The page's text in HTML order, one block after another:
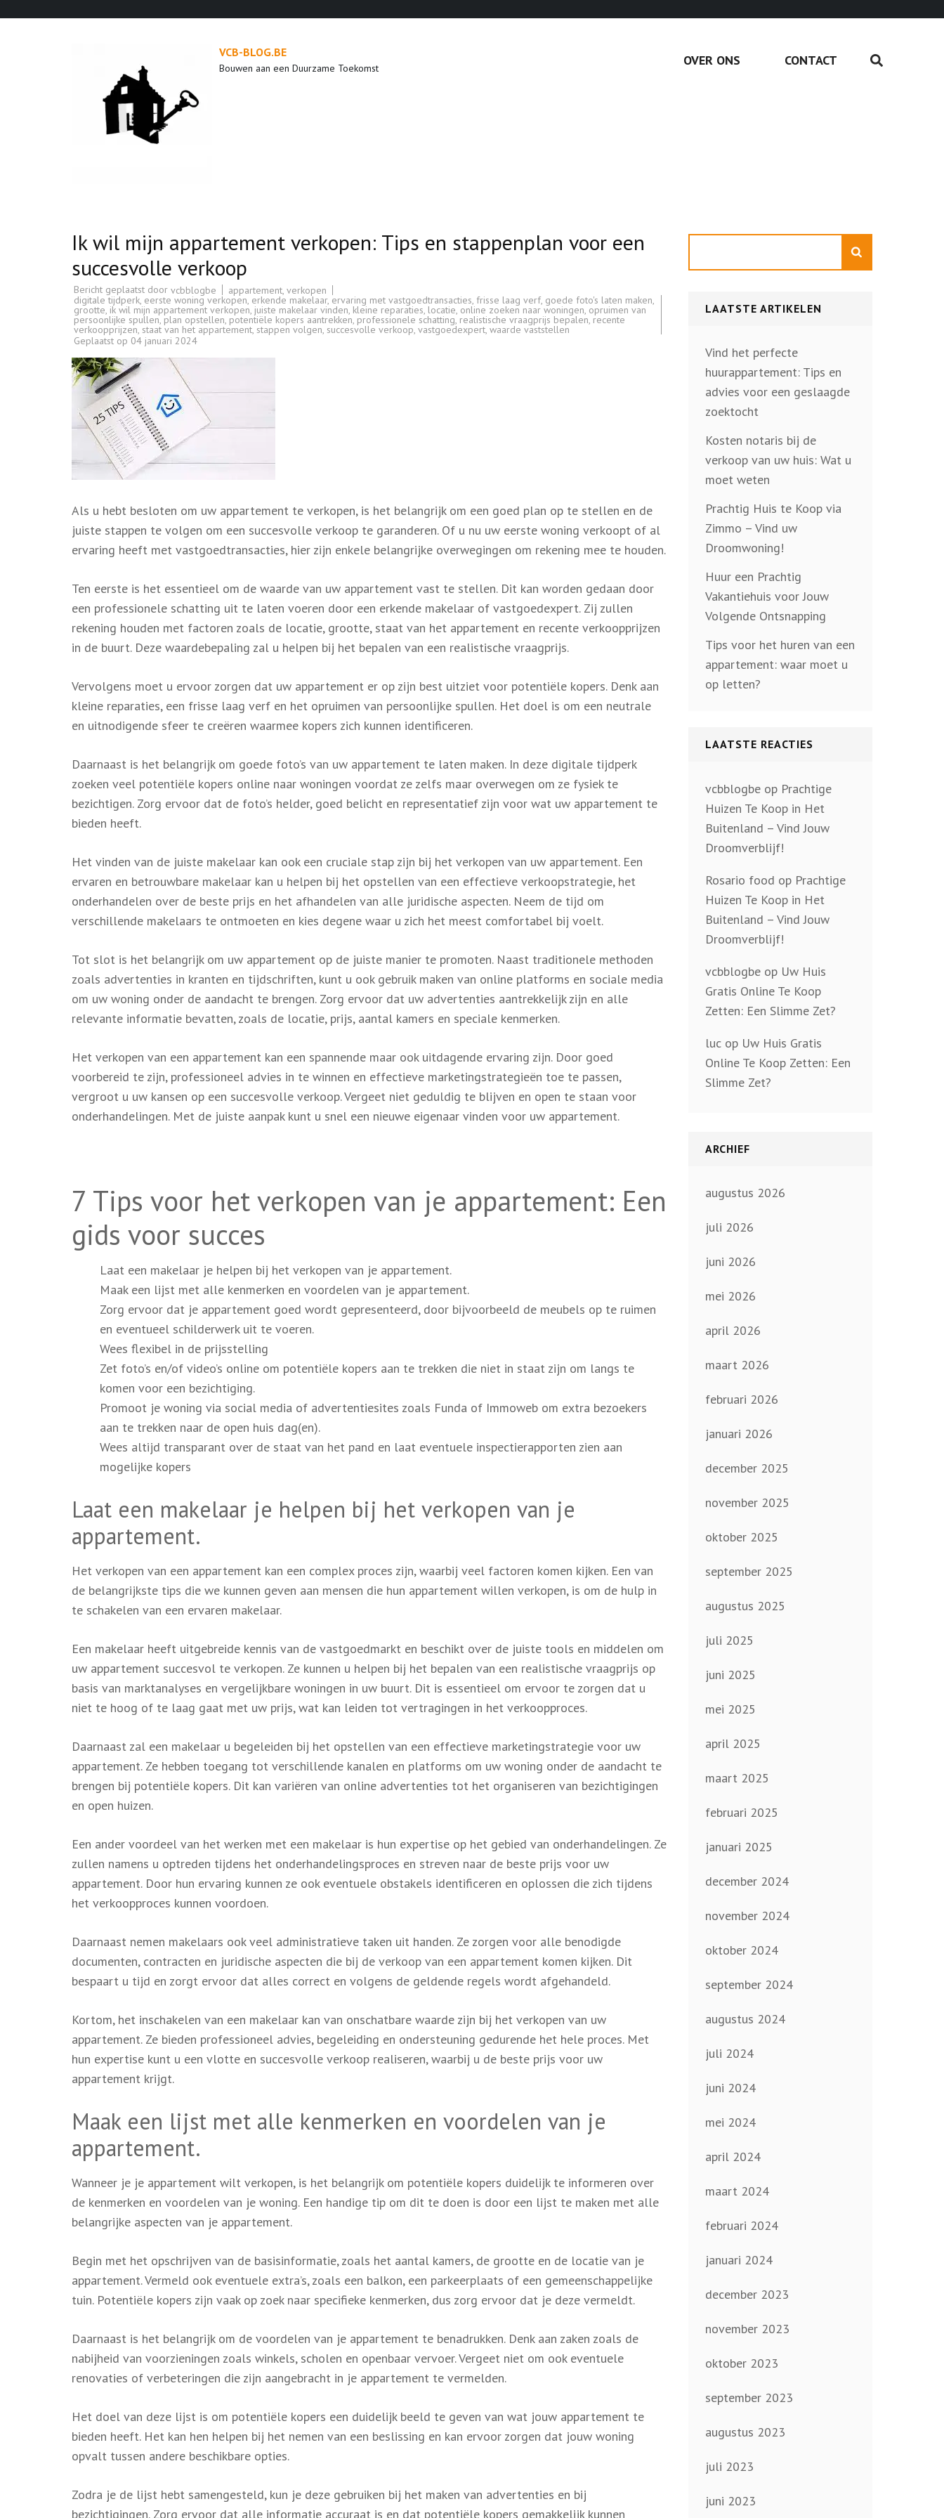
VCB-BLOG.BE
Bouwen aan een Duurzame Toekomst OVER ONS CONTACT
Ik wil mijn appartement verkopen: Tips en stappenplan voor een
succesvolle verkoop
Bericht geplaatst door vcbblogbe appartement verkopen
digitale tijdperk, eerste woning verkopen, erkende makelaar, ervaring met vastgoedtransacties, frisse laag verf, goede foto's laten maken,
grootte, ik wil mijn appartement verkopen, juiste makelaar vinden, kleine reparaties, locatie, online zoeken naar woningen, opruimen van
persoonlijke spullen, plan opstellen, potentiële kopers aantrekken, professionele schatting, realistische vraagprijs bepalen, recente
verkoopprijzen, staat van het appartement, stappen volgen, succesvolle verkoop, vastgoedexpert, waarde vaststellen
Geplaatst op 04 januari 2024
Als u hebt besloten om uw appartement te verkopen, is het belangrijk om een goed plan op te stellen en de
juiste stappen te volgen om een succesvolle verkoop te garanderen. Of u nu uw eerste woning verkoopt of al
ervaring heeft met vastgoedtransacties, hier zijn enkele belangrijke overwegingen om rekening mee te houden.
Ten eerste is het essentieel om de waarde van uw appartement vast te stellen. Dit kan worden gedaan door
een professionele schatting uit te laten voeren door een erkende makelaar of vastgoedexpert. Zij zullen
rekening houden met factoren zoals de locatie, grootte, staat van het appartement en recente verkoopprijzen
in de buurt. Deze waardebepaling zal u helpen bij het bepalen van een realistische vraagprijs.
Vervolgens moet u ervoor zorgen dat uw appartement er op zijn best uitziet voor potentiële kopers. Denk aan
kleine reparaties, een frisse laag verf en het opruimen van persoonlijke spullen. Het doel is om een neutrale
en uitnodigende sfeer te creëren waarmee kopers zich kunnen identificeren.
Daarnaast is het belangrijk om goede foto’s van uw appartement te laten maken. In deze digitale tijdperk
zoeken veel potentiële kopers online naar woningen voordat ze zelfs maar overwegen om ze fysiek te
bezichtigen. Zorg ervoor dat de foto’s helder, goed belicht en representatief zijn voor wat uw appartement te
bieden heeft.
Het vinden van de juiste makelaar kan ook een cruciale stap zijn bij het verkopen van uw appartement. Een
ervaren en betrouwbare makelaar kan u helpen bij het opstellen van een effectieve verkoopstrategie, het
onderhandelen over de beste prijs en het afhandelen van alle juridische aspecten. Neem de tijd om
verschillende makelaars te ontmoeten en kies degene waar u zich het meest comfortabel bij voelt.
Tot slot is het belangrijk om uw appartement op de juiste manier te promoten. Naast traditionele methoden
zoals advertenties in kranten en tijdschriften, kunt u ook gebruik maken van online platforms en sociale media
om uw woning onder de aandacht te brengen. Zorg ervoor dat uw advertenties aantrekkelijk zijn en alle
relevante informatie bevatten, zoals de locatie, prijs, aantal kamers en speciale kenmerken.
Het verkopen van een appartement kan een spannende maar ook uitdagende ervaring zijn. Door goed
voorbereid te zijn, professioneel advies in te winnen en effectieve marketingstrategieën toe te passen,
vergroot u uw kansen op een succesvolle verkoop. Vergeet niet geduldig te blijven en open te staan voor
onderhandelingen. Met de juiste aanpak kunt u snel een nieuwe eigenaar vinden voor uw appartement.
7 Tips voor het verkopen van je appartement: Een
gids voor succes
Laat een makelaar je helpen bij het verkopen van je appartement.
Maak een lijst met alle kenmerken en voordelen van je appartement.
Zorg ervoor dat je appartement goed wordt gepresenteerd, door bijvoorbeeld de meubels op te ruimen
en eventueel schilderwerk uit te voeren.
Wees flexibel in de prijsstelling
Zet foto’s en/of video’s online om potentiële kopers aan te trekken die niet in staat zijn om langs te
komen voor een bezichtiging.
Promoot je woning via social media of advertentiesites zoals Funda of Immoweb om extra bezoekers
aan te trekken naar de open huis dag(en).
Wees altijd transparant over de staat van het pand en laat eventuele inspectierapporten zien aan
mogelijke kopers
Laat een makelaar je helpen bij het verkopen van je
appartement.
Het verkopen van een appartement kan een complex proces zijn, waarbij veel factoren komen kijken. Een van
de belangrijkste tips die we kunnen geven aan mensen die hun appartement willen verkopen, is om de hulp in
te schakelen van een ervaren makelaar.
Een makelaar heeft uitgebreide kennis van de vastgoedmarkt en beschikt over de juiste tools en middelen om
uw appartement succesvol te verkopen. Ze kunnen u helpen bij het bepalen van een realistische vraagprijs op
basis van marktanalyses en vergelijkbare woningen in uw buurt. Dit is essentieel om ervoor te zorgen dat u
niet te hoog of te laag gaat met uw prijs, wat kan leiden tot vertragingen in het verkoopproces.
Daarnaast zal een makelaar u begeleiden bij het opstellen van een effectieve marketingstrategie voor uw
appartement. Ze hebben toegang tot verschillende kanalen en platforms om uw woning onder de aandacht te
brengen bij potentiële kopers. Dit kan variëren van online advertenties tot het organiseren van bezichtigingen
en open huizen.
Een ander voordeel van het werken met een makelaar is hun expertise op het gebied van onderhandelingen. Ze
zullen namens u optreden tijdens het onderhandelingsproces en streven naar de beste prijs voor uw
appartement. Door hun ervaring kunnen ze ook eventuele obstakels identificeren en oplossen die zich tijdens
het verkoopproces kunnen voordoen.
Daarnaast nemen makelaars ook veel administratieve taken uit handen. Ze zorgen voor alle benodigde
documenten, contracten en juridische aspecten die bij de verkoop van een appartement komen kijken. Dit
bespaart u tijd en zorgt ervoor dat alles correct en volgens de geldende regels wordt afgehandeld.
Kortom, het inschakelen van een makelaar kan van onschatbare waarde zijn bij het verkopen van uw
appartement. Ze bieden professioneel advies, begeleiding en ondersteuning gedurende het hele proces. Met
hun expertise kunt u een vlotte en succesvolle verkoop realiseren, waarbij u de beste prijs voor uw
appartement krijgt.
Maak een lijst met alle kenmerken en voordelen van je
appartement.
Wanneer je je appartement wilt verkopen, is het belangrijk om potentiële kopers duidelijk te informeren over
de kenmerken en voordelen van je woning. Een handige tip om dit te doen is door een lijst te maken met alle
belangrijke aspecten van je appartement.
Begin met het opschrijven van de basisinformatie, zoals het aantal kamers, de grootte en de locatie van je
appartement. Vermeld ook eventuele extra’s, zoals een balkon, een parkeerplaats of een gemeenschappelijke
tuin. Potentiële kopers zijn vaak op zoek naar specifieke kenmerken, dus zorg ervoor dat je deze vermeldt.
Daarnaast is het belangrijk om de voordelen van je appartement te benadrukken. Denk aan zaken zoals de
nabijheid van voorzieningen zoals winkels, scholen en openbaar vervoer. Vergeet niet om ook eventuele
renovaties of verbeteringen die zijn aangebracht in je appartement te vermelden.
Het doel van deze lijst is om potentiële kopers een duidelijk beeld te geven van wat jouw appartement te
bieden heeft. Het kan hen helpen bij het nemen van een beslissing en kan ervoor zorgen dat jouw woning
opvalt tussen andere beschikbare opties.
Zodra je de lijst hebt samengesteld, kun je deze gebruiken bij het maken van advertenties en bij
bezichtigingen. Zorg ervoor dat alle informatie accuraat is en dat potentiële kopers gemakkelijk kunnen
LAATSTE ARTIKELEN
Vind het perfecte
huurappartement: Tips en
advies voor een geslaagde
zoektocht
Kosten notaris bij de
verkoop van uw huis: Wat u
moet weten
Prachtig Huis te Koop via
Zimmo – Vind uw
Droomwoning!
Huur een Prachtig
Vakantiehuis voor Jouw
Volgende Ontsnapping
Tips voor het huren van een
appartement: waar moet u
op letten?
LAATSTE REACTIES
vcbblogbeop Prachtige
Huizen Te Koop in Het
Buitenland – Vind Jouw
Droomverblijf!
Rosario food op Prachtige
Huizen Te Koop in Het
Buitenland – Vind Jouw
Droomverblijf!
vcbblogbeop Uw Huis
Gratis Online Te Koop
Zetten: Een Slimme Zet?
lucop Uw Huis Gratis
Online Te Koop Zetten: Een
Slimme Zet?
ARCHIEF
augustus 2026
juli 2026
juni 2026
mei 2026
april 2026
maart 2026
februari 2026
januari 2026
december 2025
november 2025
oktober 2025
september 2025
augustus 2025
juli 2025
juni 2025
mei 2025
april 2025
maart 2025
februari 2025
januari 2025
december 2024
november 2024
oktober 2024
september 2024
augustus 2024
juli 2024
juni 2024
mei 2024
april 2024
maart 2024
februari 2024
januari 2024
december 2023
november 2023
oktober 2023
september 2023
augustus 2023
juli 2023
juni 2023